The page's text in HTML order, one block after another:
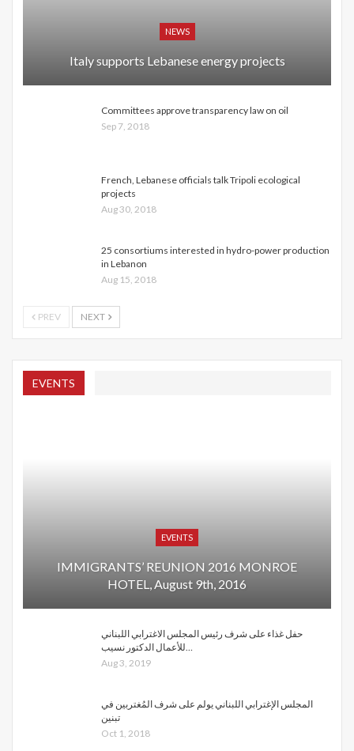
NEWS
Italy supports Lebanese energy projects
Committees approve transparency law on oil
Sep 7, 2018
French, Lebanese officials talk Tripoli ecological
projects
Aug 30, 2018
25 consortiums interested in hydro-power production
in Lebanon
Aug 15, 2018
PREV NEXT
EVENTS
EVENTS
IMMIGRANTS’ REUNION 2016 MONROE
HOTEL, August 9th, 2016
حفل غذاء على شرف رئيس المجلس الاغترابي اللبناني
للأعمال الدكتور نسيب…
Aug 3, 2019
المجلس الإغترابي اللبناني يولم على شرف المُغتربين في
تبنين
Oct 1, 2018